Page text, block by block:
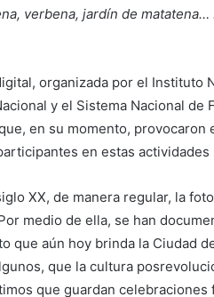
verbena, jardín de
organizada por el Instituto
y el Sistema Nacional
en su momento, provocaron
en estas actividades
XX, de manera regular, la
medio de ella, se han
que aún hoy brinda la Ciudad
que la cultura
que guardan